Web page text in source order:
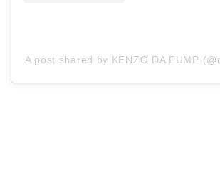
A post shared by KENZO DA PUMP